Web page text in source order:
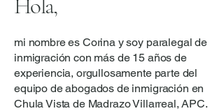
Hola,
mi nombre es Corina y soy paralegal de
inmigración con más de 15 años de
experiencia, orgullosamente parte del
equipo de abogados de inmigración en
Chula Vista de Madrazo Villarreal, APC.